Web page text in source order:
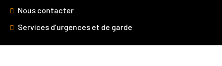
Nous contacter
Services d’urgences et de garde